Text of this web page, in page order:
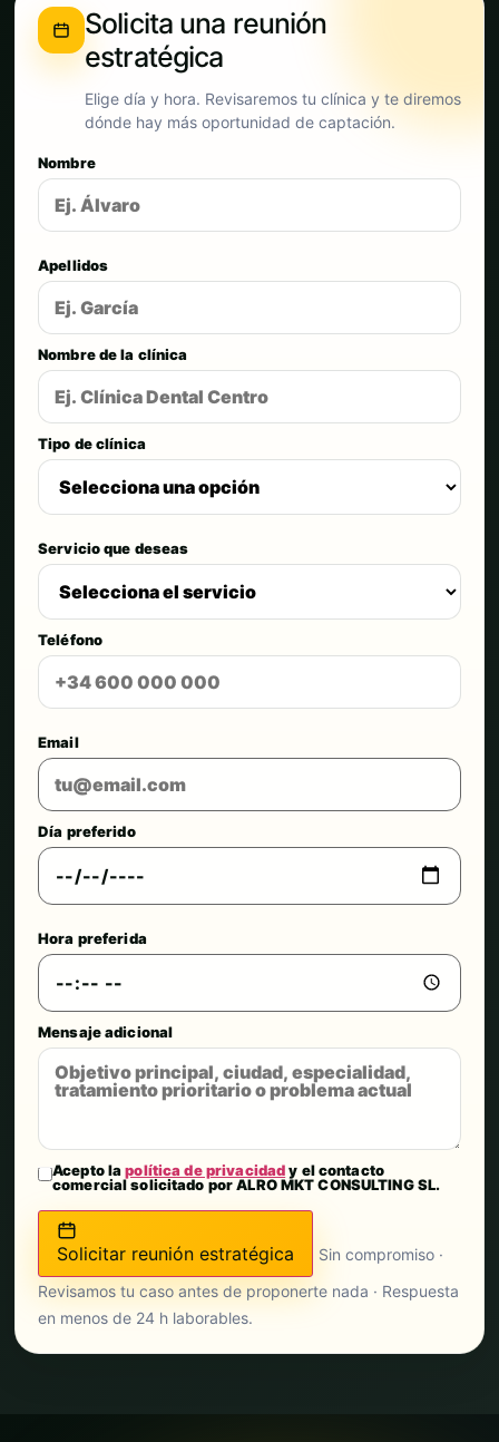
Solicita una reunión
estratégica
Elige día y hora. Revisaremos tu clínica y te diremos
dónde hay más oportunidad de captación.
Nombre
Apellidos
Nombre de la clínica
Tipo de clínica
Servicio que deseas
Teléfono
Email
Día preferido
Hora preferida
Mensaje adicional
Acepto lapolítica de privacidady el contacto
comercial solicitado por ALRO MKT CONSULTING SL.
Solicitar reunión estratégica
Sin compromiso ·
Revisamos tu caso antes de proponerte nada · Respuesta
en menos de 24 h laborables.